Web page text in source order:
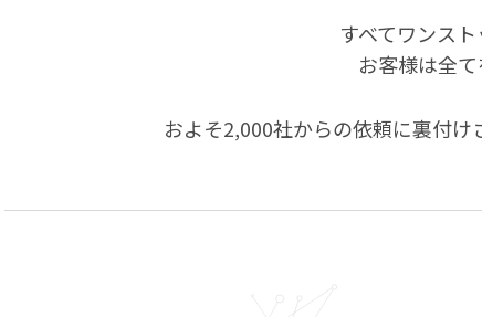
すべてワンスト
お客様は全て
およそ2,000社からの依頼に裏付け